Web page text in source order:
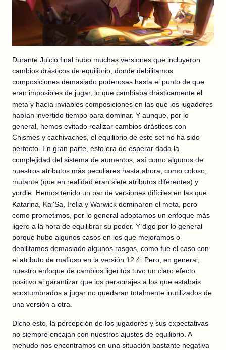
Durante Juicio final hubo muchas versiones que incluyeron
cambios drásticos de equilibrio, donde debilitamos
composiciones demasiado poderosas hasta el punto de que
eran imposibles de jugar, lo que cambiaba drásticamente el
meta y hacía inviables composiciones en las que los jugadores
habían invertido tiempo para dominar. Y aunque, por lo
general, hemos evitado realizar cambios drásticos con
Chismes y cachivaches, el equilibrio de este set no ha sido
perfecto. En gran parte, esto era de esperar dada la
complejidad del sistema de aumentos, así como algunos de
nuestros atributos más peculiares hasta ahora, como coloso,
mutante (que en realidad eran siete atributos diferentes) y
yordle. Hemos tenido un par de versiones difíciles en las que
Katarina, Kai'Sa, Irelia y Warwick dominaron el meta, pero
como prometimos, por lo general adoptamos un enfoque más
ligero a la hora de equilibrar su poder. Y digo por lo general
porque hubo algunos casos en los que mejoramos o
debilitamos demasiado algunos rasgos, como fue el caso con
el atributo de mafioso en la versión 12.4. Pero, en general,
nuestro enfoque de cambios ligeritos tuvo un claro efecto
positivo al garantizar que los personajes a los que estabais
acostumbrados a jugar no quedaran totalmente inutilizados de
una versión a otra.
Dicho esto, la percepción de los jugadores y sus expectativas
no siempre encajan con nuestros ajustes de equilibrio. A
menudo nos encontramos en una situación bastante negativa